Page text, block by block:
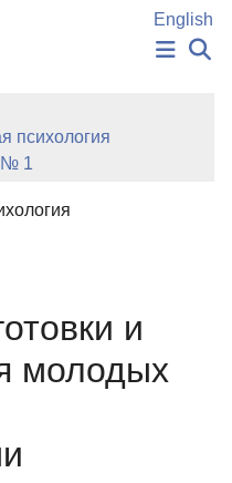
English
психология
№ 1
и
молодых